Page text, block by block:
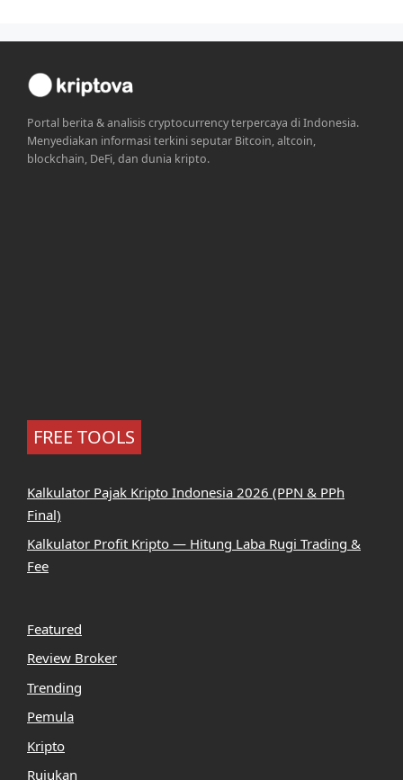
Portal berita & analisis cryptocurrency terpercaya di Indonesia.
Menyediakan informasi terkini seputar Bitcoin, altcoin,
blockchain, DeFi, dan dunia kripto.
FREE TOOLS
Kalkulator Pajak Kripto Indonesia 2026 (PPN & PPh
Final)
Kalkulator Profit Kripto — Hitung Laba Rugi Trading &
Fee
Featured
Review Broker
Trending
Pemula
Kripto
Rujukan